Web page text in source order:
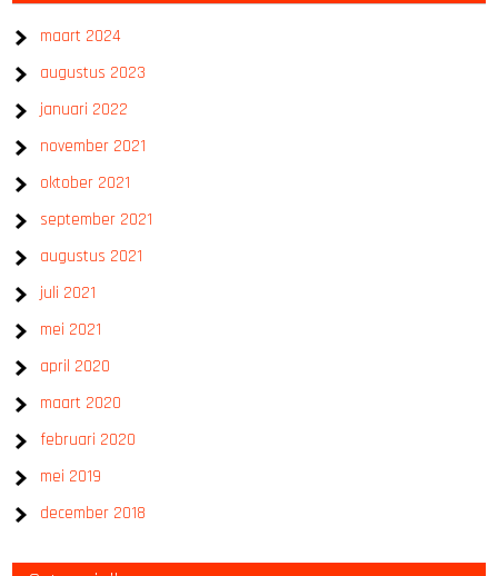
maart 2024
augustus 2023
januari 2022
november 2021
oktober 2021
september 2021
augustus 2021
juli 2021
mei 2021
april 2020
maart 2020
februari 2020
mei 2019
december 2018